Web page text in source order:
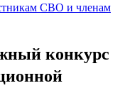
СВО и членам
конкурс